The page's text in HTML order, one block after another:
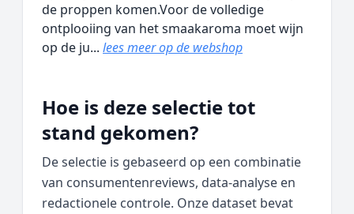
de proppen komen.Voor de volledige
ontplooiing van het smaakaroma moet wijn
op de ju... lees meer op de webshop
Hoe is deze selectie tot
stand gekomen?
De selectie is gebaseerd op een combinatie
van consumentenreviews, data‑analyse en
redactionele controle. Onze dataset bevat